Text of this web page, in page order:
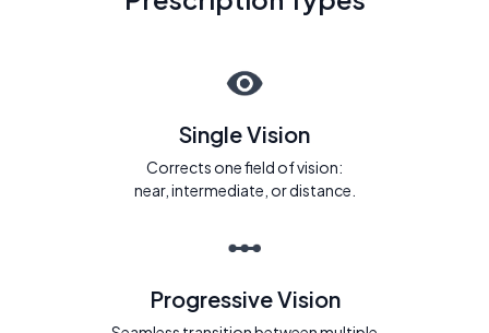
Single Vision
Corrects one field of vision:
near, intermediate, or distance.
Progressive Vision